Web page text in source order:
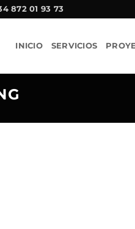
872 01 93 73
INICIO SERVICIOS